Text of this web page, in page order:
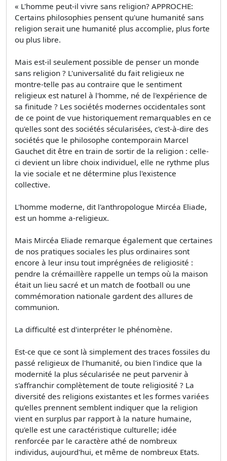
« L'homme peut-il vivre sans religion? APPROCHE:
Certains philosophies pensent qu'une humanité sans
religion serait une humanité plus accomplie, plus forte
ou plus libre.
Mais est-il seulement possible de penser un monde
sans religion ? L'universalité du fait religieux ne
montre-telle pas au contraire que le sentiment
religieux est naturel à l'homme, né de l'expérience de
sa finitude ? Les sociétés modernes occidentales sont
de ce point de vue historiquement remarquables en ce
qu'elles sont des sociétés sécularisées, c'est-à-dire des
sociétés que le philosophe contemporain Marcel
Gauchet dit être en train de sortir de la religion : celle-
ci devient un libre choix individuel, elle ne rythme plus
la vie sociale et ne détermine plus l'existence
collective.
L'homme moderne, dit l'anthropologue Mircéa Eliade,
est un homme a-religieux.
Mais Mircéa Eliade remarque également que certaines
de nos pratiques sociales les plus ordinaires sont
encore à leur insu tout imprégnées de religiosité :
pendre la crémaillère rappelle un temps où la maison
était un lieu sacré et un match de football ou une
commémoration nationale gardent des allures de
communion.
La difficulté est d'interpréter le phénomène.
Est-ce que ce sont là simplement des traces fossiles du
passé religieux de l'humanité, ou bien l'indice que la
modernité la plus sécularisée ne peut parvenir à
s'affranchir complètement de toute religiosité ? La
diversité des religions existantes et les formes variées
qu'elles prennent semblent indiquer que la religion
vient en surplus par rapport à la nature humaine,
qu'elle est une caractéristique culturelle; idée
renforcée par le caractère athé de nombreux
individus, aujourd'hui, et même de nombreux Etats.